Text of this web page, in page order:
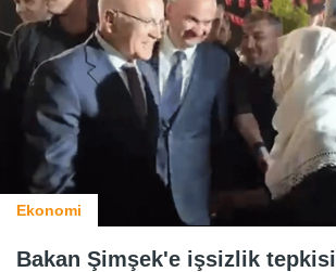
Ekonomi
Bakan Şimşek'e işsizlik tepkisi